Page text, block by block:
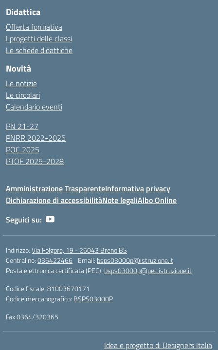
Didattica
Offerta formativa
I progetti delle classi
Le schede didattiche
Novità
Le notizie
Le circolari
Calendario eventi
PN 21-27
PNRR 2022-2025
POC 2025
PTOF 2025-2028
Amministrazione TrasparenteInformativa privacy
Dichiarazione di accessibilitàNote legaliAlbo Online
Seguici su:
Indirizzo:Via Folgore, 19 - 25043 Breno BS
Centralino:036422466 Email: bsps03000p@istruzione.it
Posta elettronica certificata (PEC): bsps03000p@pec.istruzione.it
Codice fiscale: 81003670171
Codice meccanografico: BSPS03000P
Fax 0364/320365
Idea e progetto di Designers Italia